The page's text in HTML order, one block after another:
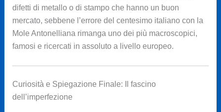
difetti di metallo o di stampo che hanno un buon
mercato, sebbene l’errore del centesimo italiano con la
Mole Antonelliana rimanga uno dei più macroscopici,
famosi e ricercati in assoluto a livello europeo.
Curiosità e Spiegazione Finale: Il fascino
dell’imperfezione